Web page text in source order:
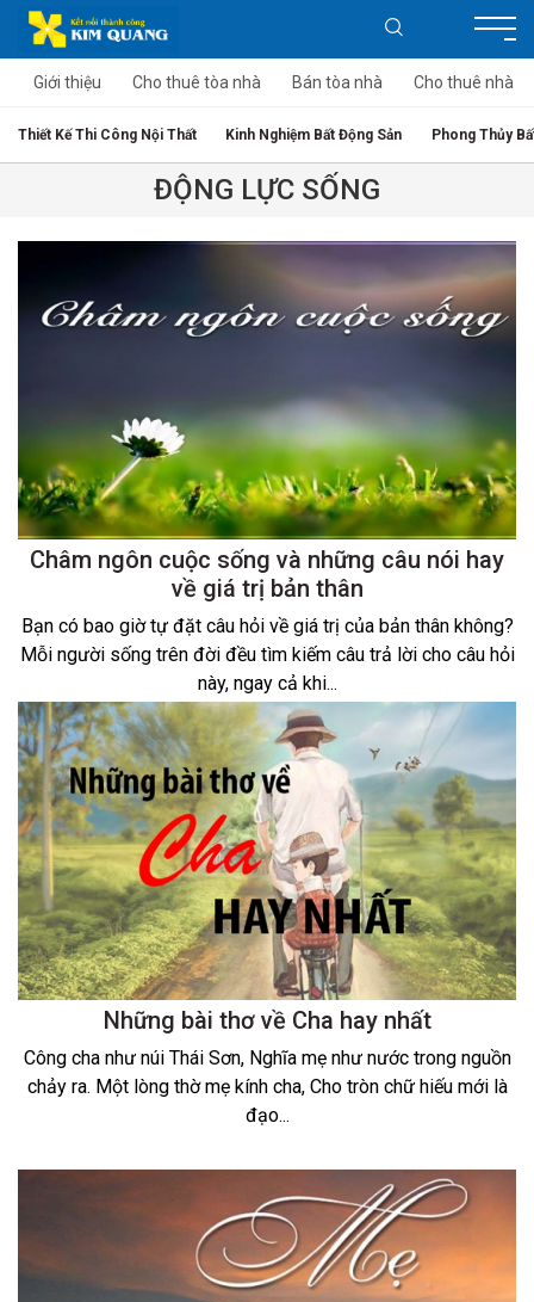
Giới thiệu Cho thuê tòa nhà Bán tòa nhà Cho thuê nhà
Thiết Kế Thi Công Nội Thất Kinh Nghiệm Bất Động Sản Phong Thủy
ĐỘNG LỰC SỐNG
Châm ngôn cuộc sống và những câu nói hay
về giá trị bản thân
Bạn có bao giờ tự đặt câu hỏi về giá trị của bản thân không?
Mỗi người sống trên đời đều tìm kiếm câu trả lời cho câu hỏi
này, ngay cả khi...
Những bài thơ về Cha hay nhất
Công cha như núi Thái Sơn, Nghĩa mẹ như nước trong nguồn
chảy ra. Một lòng thờ mẹ kính cha, Cho tròn chữ hiếu mới là
đạo...